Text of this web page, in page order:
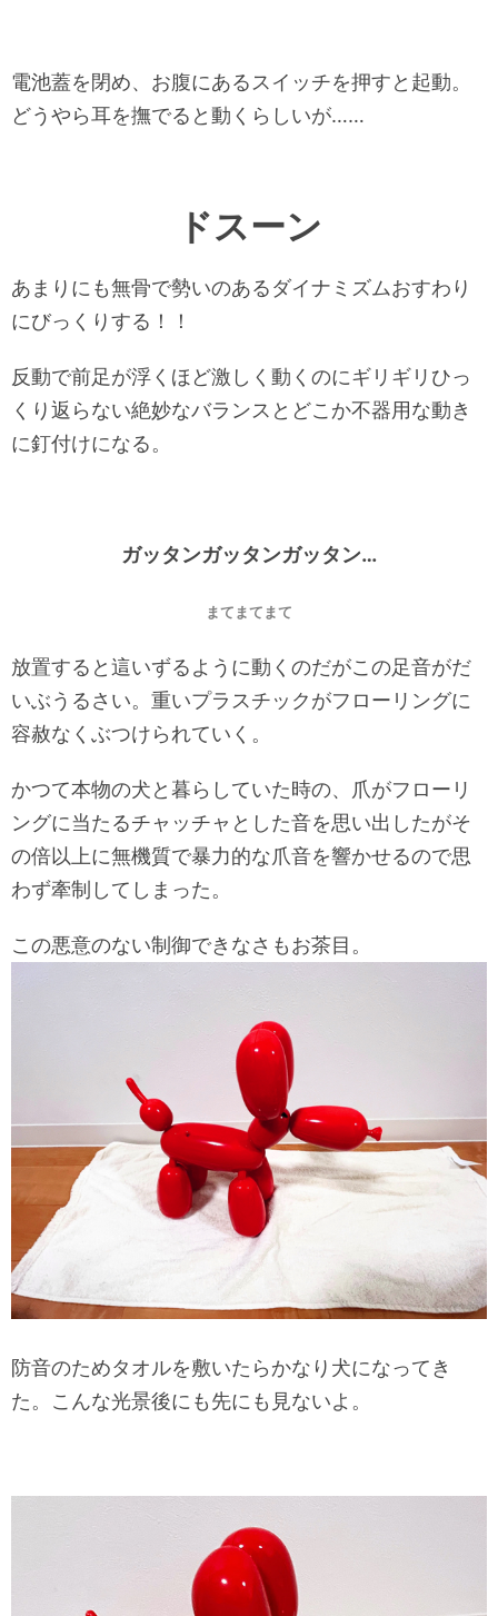
電池蓋を閉め、お腹にあるスイッチを押すと起動。
どうやら耳を撫でると動くらしいが……
ドスーン
あまりにも無骨で勢いのあるダイナミズムおすわり
にびっくりする！！
反動で前足が浮くほど激しく動くのにギリギリひっ
くり返らない絶妙なバランスとどこか不器用な動き
に釘付けになる。
ガッタンガッタンガッタン…
まてまてまて
放置すると這いずるように動くのだがこの足音がだ
いぶうるさい。重いプラスチックがフローリングに
容赦なくぶつけられていく。
かつて本物の犬と暮らしていた時の、爪がフローリ
ングに当たるチャッチャとした音を思い出したがそ
の倍以上に無機質で暴力的な爪音を響かせるので思
わず牽制してしまった。
この悪意のない制御できなさもお茶目。
防音のためタオルを敷いたらかなり犬になってき
た。こんな光景後にも先にも見ないよ。